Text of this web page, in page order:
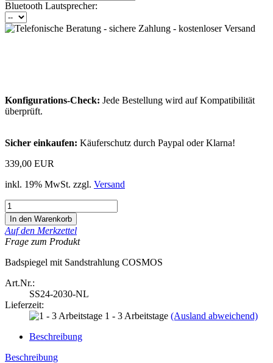
Bluetooth Lautsprecher:
Konfigurations-Check: Jede Bestellung wird auf Kompatibilität
überprüft.
Sicher einkaufen: Käuferschutz durch Paypal oder Klarna!
339,00 EUR
inkl. 19% MwSt. zzgl. Versand
Auf den Merkzettel
Frage zum Produkt
Badspiegel mit Sandstrahlung COSMOS
Art.Nr.:
SS24-2030-NL
Lieferzeit:
1 - 3 Arbeitstage (Ausland abweichend)
Beschreibung
Beschreibung